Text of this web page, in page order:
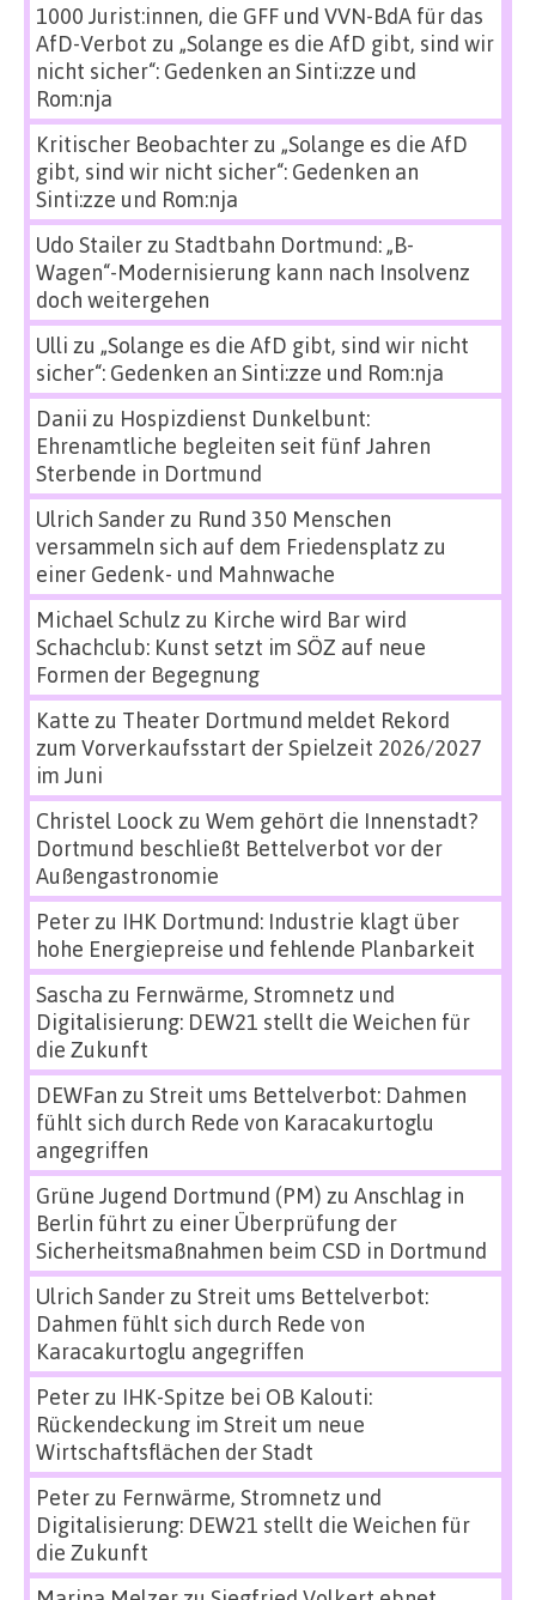
1000 Jurist:innen, die GFF und VVN-BdA für das
AfD-Verbot zu „Solange es die AfD gibt, sind wir
nicht sicher“: Gedenken an Sinti:zze und
Rom:nja
Kritischer Beobachterzu „Solange es die AfD
gibt, sind wir nicht sicher“: Gedenken an
Sinti:zze und Rom:nja
Udo Stailerzu Stadtbahn Dortmund: „B-
Wagen“-Modernisierung kann nach Insolvenz
doch weitergehen
Ulli zu „Solange es die AfD gibt, sind wir nicht
sicher“: Gedenken an Sinti:zze und Rom:nja
Danii zu Hospizdienst Dunkelbunt:
Ehrenamtliche begleiten seit fünf Jahren
Sterbende in Dortmund
Ulrich Sanderzu Rund 350 Menschen
versammeln sich auf dem Friedensplatz zu
einer Gedenk- und Mahnwache
Michael Schulz zu Kirche wird Bar wird
Schachclub: Kunst setzt im SÖZ auf neue
Formen der Begegnung
Katte zu Theater Dortmund meldet Rekord
zum Vorverkaufsstart der Spielzeit 2026/2027
im Juni
Christel Loock zu Wem gehört die Innenstadt?
Dortmund beschließt Bettelverbot vor der
Außengastronomie
Peterzu IHK Dortmund: Industrie klagt über
hohe Energiepreise und fehlende Planbarkeit
Sascha zu Fernwärme, Stromnetz und
Digitalisierung: DEW21 stellt die Weichen für
die Zukunft
DEWFan zu Streit ums Bettelverbot: Dahmen
fühlt sich durch Rede von Karacakurtoglu
angegriffen
Grüne Jugend Dortmund (PM) zu Anschlag in
Berlin führt zu einer Überprüfung der
Sicherheitsmaßnahmen beim CSD in Dortmund
Ulrich Sanderzu Streit ums Bettelverbot:
Dahmen fühlt sich durch Rede von
Karacakurtoglu angegriffen
Peterzu IHK-Spitze bei OB Kalouti:
Rückendeckung im Streit um neue
Wirtschaftsflächen der Stadt
Peterzu Fernwärme, Stromnetz und
Digitalisierung: DEW21 stellt die Weichen für
die Zukunft